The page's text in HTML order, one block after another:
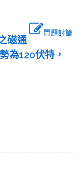
問題討論
磁通
為120伏特，